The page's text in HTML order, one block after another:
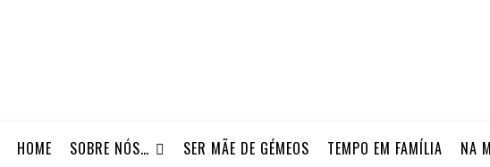
HOME SOBRE NÓS… SER MÃE DE GÉMEOS TEMPO EM FAMÍLIA NA